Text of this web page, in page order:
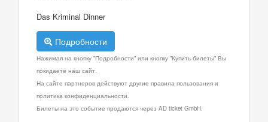
Das Kriminal Dinner
Подробности
Нажимая на кнопку "Подробности" или кнопку "Купить билеты" Вы
покидаете наш сайт.
На сайте партнеров действуют другие правила пользования и
политика конфиденциальности.
Билеты на это событие продаются через AD ticket GmbH.